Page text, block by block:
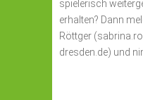
spielerisch
erhalten? Dann
Röttger
dresden.de) und